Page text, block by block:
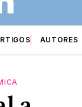
AUTORES